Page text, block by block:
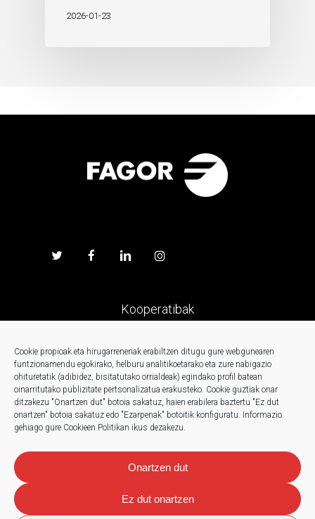
Cookie propioak eta hirugarrenenak erabiltzen ditugu gure webgunearen
funtzionamendu egokirako, helburu analitikoetarako eta zure nabigazio
ohituretatik (adibidez, bisitatutako orrialdeak) egindako profil batean
oinarritutako publizitate pertsonalizatua erakusteko. Cookie guztiak onar
ditzakezu "Onartzen dut" botoia sakatuz, haien erabilera baztertu "Ez dut
onartzen" botoia sakatuz edo "Ezarpenak" botoitik konfiguratu. Informazio
gehiago gure Cookieen Politikan ikus dezakezu.
Onartzen dut
Ez dut onartzen
2026-01-23
Kooperatibak
Prentsa
Kontaktua
Berriak